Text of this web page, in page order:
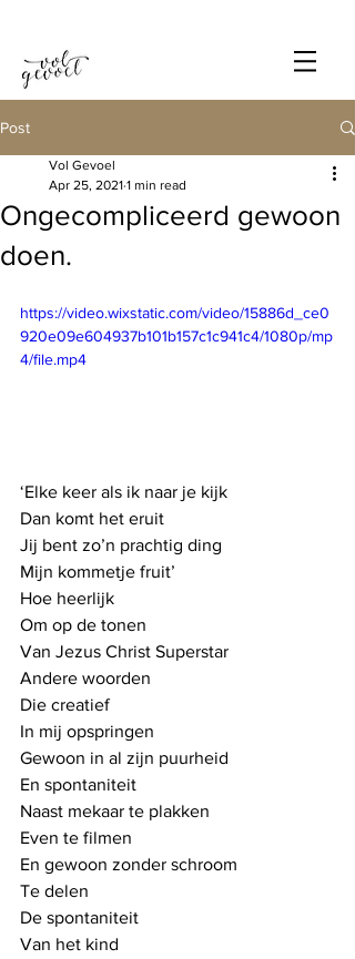
Post
Ongecompliceerd gewoon
doen.
Vol Gevoel
Apr 25, 2021 1 min read
https://video.wixstatic.com/video/15886d_ce0
920e09e604937b101b157c1c941c4/1080p/mp
4/file.mp4
‘Elke keer als ik naar je kijk
Dan komt het eruit
Jij bent zo’n prachtig ding
Mijn kommetje fruit’
Hoe heerlijk
Om op de tonen
Van Jezus Christ Superstar
Andere woorden
Die creatief
In mij opspringen
Gewoon in al zijn puurheid
En spontaniteit
Naast mekaar te plakken
Even te filmen
En gewoon zonder schroom
Te delen
De spontaniteit
Van het kind